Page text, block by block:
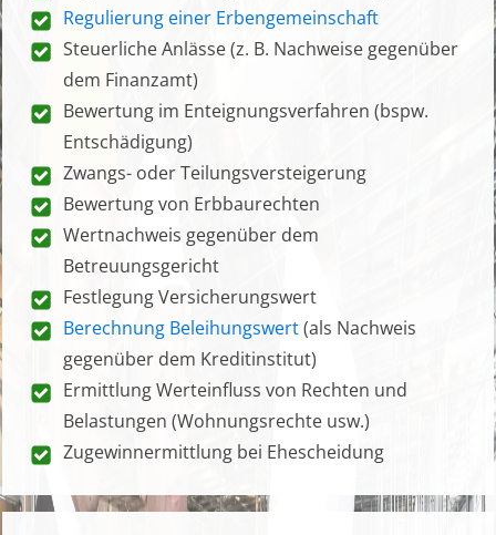
Regulierung einer Erbengemeinschaft
Steuerliche Anlässe (z. B. Nachweise gegenüber
dem Finanzamt)
Bewertung im Enteignungsverfahren (bspw.
Entschädigung)
Zwangs- oder Teilungsversteigerung
Bewertung von Erbbaurechten
Wertnachweis gegenüber dem
Betreuungsgericht
Festlegung Versicherungswert
Berechnung Beleihungswert(als Nachweis
gegenüber dem Kreditinstitut)
Ermittlung Werteinfluss von Rechten und
Belastungen (Wohnungsrechte usw.)
Zugewinnermittlung bei Ehescheidung